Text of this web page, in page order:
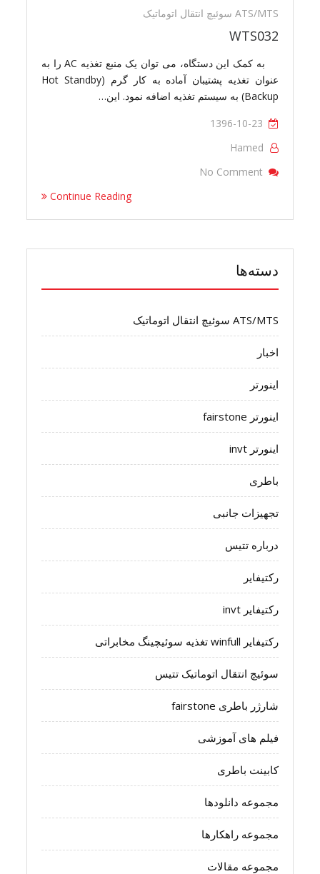
ATS/MTS سوئیچ انتقال اتوماتیک
WTS032
به کمک این دستگاه، می توان یک منبع تغذیه AC را به
عنوان تغذیه پشتیبان آماده به کار گرم (Hot Standby
Backup) به سیستم تغذیه اضافه نمود. این…
1396-10-23
Hamed
No Comment
Continue Reading
دسته‌ها
ATS/MTS سوئیچ انتقال اتوماتیک
اخبار
اینورتر
اینورتر fairstone
اینورتر invt
باطری
تجهیزات جانبی
درباره تتیس
رکتیفایر
رکتیفایر invt
رکتیفایر winfull تغذیه سوئیچینگ مخابراتی
سوئیچ انتقال اتوماتیک تتیس
شارژر باطری fairstone
فیلم های آموزشی
کابینت باطری
مجموعه دانلودها
مجموعه راهکارها
مجموعه مقالات